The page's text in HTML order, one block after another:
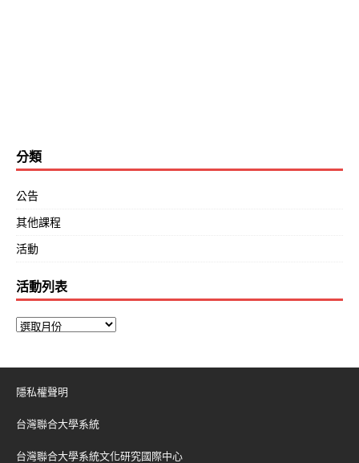
分類
公告
其他課程
活動
活動列表
隱私權聲明
台灣聯合大學系統
台灣聯合大學系統文化研究國際中心